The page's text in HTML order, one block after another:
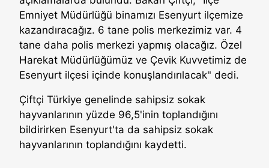
Emniyet Müdürlüğü binamızı Esenyurt ilçemize
kazandıracağız. 6 tane polis merkezimiz var. 4
tane daha polis merkezi yapmış olacağız. Özel
Harekat Müdürlüğümüz ve Çevik Kuvvetimiz de
Esenyurt ilçesi içinde konuşlandırılacak" dedi.
Çiftçi Türkiye genelinde sahipsiz sokak
hayvanlarının yüzde 96,5'inin toplandığını
bildirirken Esenyurt'ta da sahipsiz sokak
hayvanlarının toplandığını kaydetti.